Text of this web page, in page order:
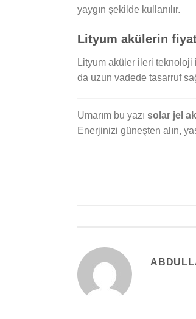
yaygın şekilde kullanılır.
Lityum akülerin
Lityum aküler ileri teknoloji
da uzun vadede tasarruf
Umarım bu yazı solar jel
Enerjinizi güneşten alın,